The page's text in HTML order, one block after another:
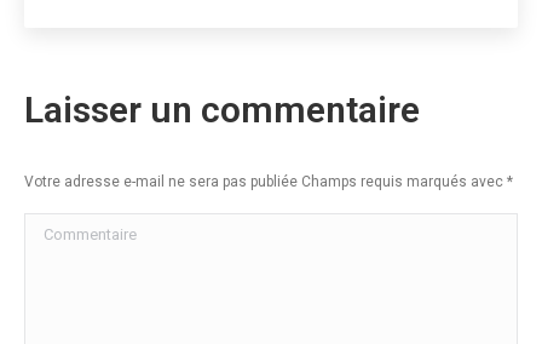
Laisser un commentaire
Votre adresse e-mail ne sera pas publiée Champs requis marqués avec *
Commentaire